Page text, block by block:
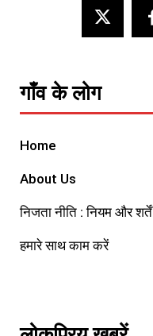
गाँव के लोग
Home
About Us
निजता नीति : नियम और शर्तें
हमारे साथ काम करें